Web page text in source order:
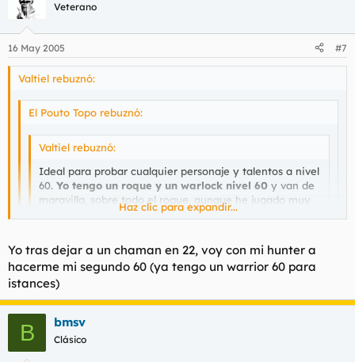
Veterano
16 May 2005 #7
Valtiel rebuznó:
El Pouto Topo rebuznó:
Valtiel rebuznó:
Ideal para probar cualquier personaje y talentos a nivel
60. Yo tengo un roque y un warlock nivel 60 y van de
maravilla, sobre todo el rogue, aunque he jugado muy
poco con ellos. Lastima no poder hacer uno de la
paladines.
Me gusta
En el test server te puedes hacer un personaje a tu gusto. O
sea, DIRECTAMENTE nivel 60, sin jugar nada.
Ojala fueran 60 de verdad. Porque en cuanto el server no
funcione, desaparecen.
Haz clic para expandir...
Yo tras dejar a un chaman en 22, voy con mi hunter a
hacerme mi segundo 60 (ya tengo un warrior 60 para
istances)
B bmsv
Clásico